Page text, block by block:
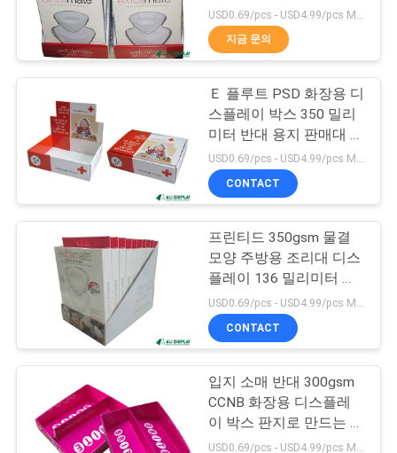
품
기
화장용 용지함
Corrugated Gift Box
23
PDQ 디스플레이 박
스
17
지금 문의
Ｅ 플루트 PSD 화장용 디
스플레이 박스 350 밀리
미터 반대 용지 판매대 진
열
USD0.69/pcs - USD4.99/pcs MOQ:100 PC
CONTACT
프린티드 350gsm 물결
모양 주방용 조리대 디스
플레이 136 밀리미터 반
대 카드 디스플레이
USD0.69/pcs - USD4.99/pcs MOQ:100 PC
CONTACT
입지 소매 반대 300gsm
CCNB 화장용 디스플레
이 박스 판지로 만드는 크
라프트지